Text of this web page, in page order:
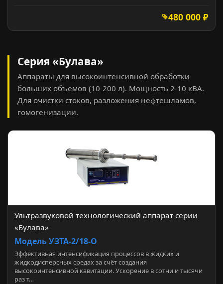
480 000 ₽
Серия «Булава»
Аппараты для высокоинтенсивной обработки
больших объемов (10-200 л). Мощность 2-10 кВА.
Для очистки стоков, разложения нефтешламов,
гомогенизации.
Ультразвуковой технологический аппарат серии
«Булава»
Модель УЗТА-2/18-О
Эффективная интенсификация процессов в жидких и
жидкодисперсных средах за счёт создания
высокоинтенсивной кавитации. Ускорение в сотни и тысячи
раз т…